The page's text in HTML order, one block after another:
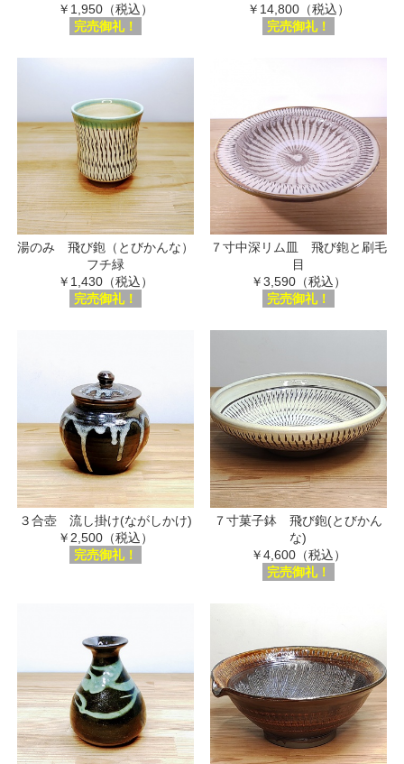
￥1,950（税込）
完売御礼！
￥14,800（税込）
完売御礼！
湯のみ 飛び鉋（とびかんな）
フチ緑
￥1,430（税込）
完売御礼！
７寸中深リム皿 飛び鉋と刷毛
目
￥3,590（税込）
完売御礼！
３合壺 流し掛け(ながしかけ)
￥2,500（税込）
完売御礼！
７寸菓子鉢 飛び鉋(とびかん
な)
￥4,600（税込）
完売御礼！